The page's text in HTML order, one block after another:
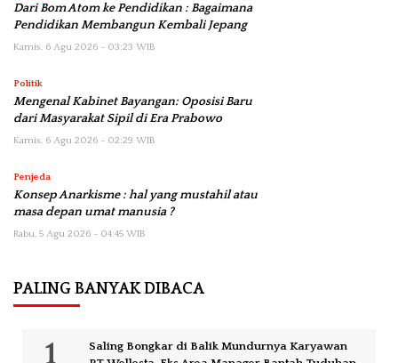
Dari Bom Atom ke Pendidikan : Bagaimana
Pendidikan Membangun Kembali Jepang
Kamis, 6 Agu 2026 - 03:23 WIB
Politik
Mengenal Kabinet Bayangan: Oposisi Baru
dari Masyarakat Sipil di Era Prabowo
Kamis, 6 Agu 2026 - 02:29 WIB
Penjeda
Konsep Anarkisme : hal yang mustahil atau
masa depan umat manusia ?
Rabu, 5 Agu 2026 - 04:45 WIB
PALING BANYAK DIBACA
Saling Bongkar di Balik Mundurnya Karyawan